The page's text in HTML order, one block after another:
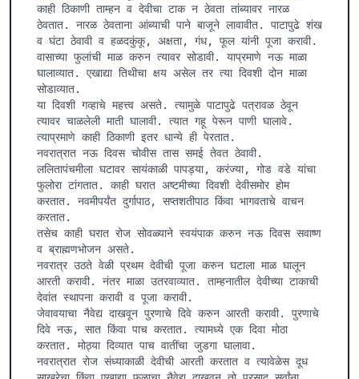
काही ठिकाणी ताम्हन व देवीचा टाक न ठेवता तांब्यावर नारळ
ठेवतात. नारळ ठेवताना आंब्याची पाने बाजूने लावावीत. पाटापुढे शंख
व घंटा ठेवावी व हळदकुंकू, अक्षता, गंध, फूल यांनी पूजा करावी.
वासाच्या फुलांची माळ करुन त्यावर सोडावी. याप्रमाणे नऊ माळा
घालाव्यात. एखाद्या तिथीचा क्षय असेल तर त्या दिवशी दोन माळा
सोडाव्यात.
या दिवशी गव्हाचे महत्त्व असते. त्यामुळे पाटापुढे पत्रावळ ठेवून
त्यावर चाळलेली माती घालावी. त्यात गहू पेरून पाणी घालावे.
त्याप्रमाणे काही ठिकाणी इतर धान्ये ही पेरतात.
नवरात्रात नऊ दिवस चोवीस तास समई तेवत ठेवावी.
ललितापंचमीला घटावर सायंकाळी पापड्या, करंज्या, गोड वडे यांचा
फुलोरा टांगतात. काही घरात अष्टमीच्या दिवशी देवीसमोर होम
करतात. नवमीपर्यंत दुर्गापाठ, सप्तशतीपाठ किंवा भागवताचे वाचन
करतात.
तसेच काही घरात रोज सोवळ्याने स्वयंपाक करुन नऊ दिवस सवाष्ण
व ब्राह्मणभोजन असते.
नवरात्र उठते वेळी प्रथम देवीची पूजा करुन घटाला माळ घालून
आरती करावी. नंतर माळा उतरवाव्यात. ताम्हनातील देवीच्या टाकाची
देवांत स्थापना करावी व पूजा करावी.
जेवावयाचा नैवेद्य दाखवून पुरणाचे दिवे करुन आरती करावी. पुरणाचे
दिवे नऊ, सात किंवा पाच करतात. त्यामध्ये एक दिवा मोठा
करतात. मोठ्या दिव्यात पाच वातींचा जुडगा घालावा.
नवरात्रात रोज संध्याकाळी देवीची आरती करतात व त्यावेळेस दूध